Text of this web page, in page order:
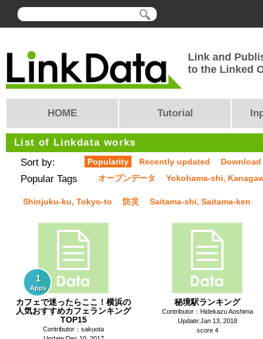
Link and
to the Linked
HOME Tutorial
List of Linkdata works
Sort by:
Popularity Recently updated
Popular Tags オープンデータ Yokohama-shi,
Shinjuku-ku, Tokyo-to 防災 Saitama-shi, Saitama-ken
1
Apps
カフェで迷ったらここ！横浜の
人気おすすめカフェランキング
TOP15
Contributor：sakuota
秘境駅ランキング
Contributor：Hidekazu Aoshima
Update:Jan 13, 2018
score 4